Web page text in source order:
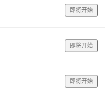
即将开始
即将开始
即将开始